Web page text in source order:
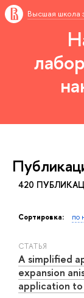
Высшая школа
420
Сортировка: по
СТАТЬЯ
A simplified
expansion
application